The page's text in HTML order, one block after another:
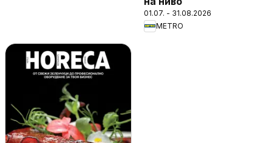
01.07. - 31.08.2026
METRO